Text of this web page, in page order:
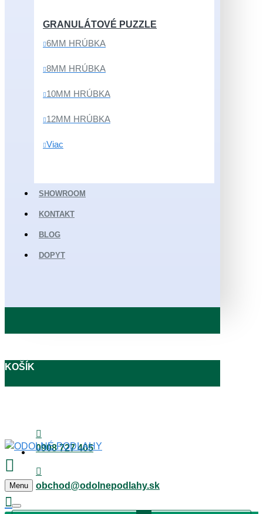
GRANULÁTOVÉ PUZZLE
6MM HRÚBKA
8MM HRÚBKA
10MM HRÚBKA
12MM HRÚBKA
Viac
SHOWROOM
KONTAKT
BLOG
DOPYT
KOŠÍK
0908 727 405
obchod@odolnepodlahy.sk
Menu